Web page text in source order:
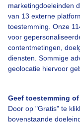
marketingdoeleinden
van 13 externe
toestemming. Onze
voor
contentmetingen,
diensten. Sommige
geolocatie hiervoor
Geef toestemming
Door op "Gratis" te
bovenstaande
stikstofdioxiden(NO2)
bijvoorbeeld
luchtkwaliteit op de
luchtkwaliteitsindex
.
hoger) is het advies
gezondheidseffecten
de waarde lager dan